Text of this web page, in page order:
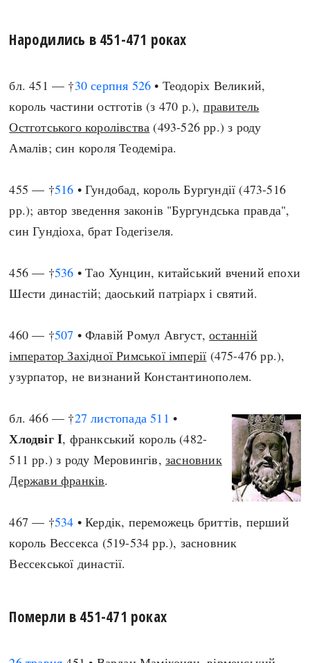
Народились в 451-471 роках
бл. 451 — †30 серпня 526 • Теодоріх Великий,
король частини остготів (з 470 р.), правитель
Остготського королівства (493-526 рр.) з роду
Амалів; син короля Теодеміра.
455 — †516 • Гундобад, король Бургундії (473-516
рр.); автор зведення законів "Бургундська правда",
син Гундіоха, брат Годегізеля.
456 — †536 • Тао Хунцин, китайський вчений епохи
Шести династій; даоський патріарх і святий.
460 — †507 • Флавій Ромул Август,останній
імператор Західної Римської імперії (475-476 рр.),
узурпатор, не визнаний Константинополем.
бл. 466 — †27 листопада 511 •
Хлодвіг I, франкський король (482-
511 рр.) з роду Меровингів,засновник
Держави франків.
467 — †534 • Кердік, переможець бриттів, перший
король Вессекса (519-534 рр.), засновник
Вессекської династії.
Померли в 451-471 роках